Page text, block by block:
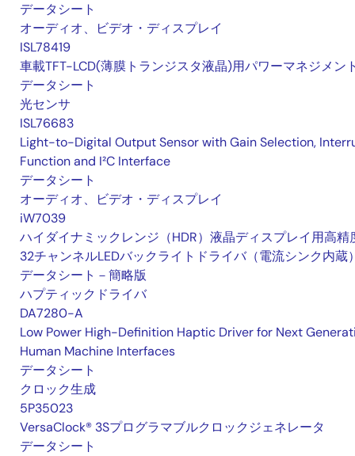
データシート
オーディオ、ビデオ・ディスプレイ
ISL78419
車載TFT-LCD(薄膜トランジスタ液晶)用パワーマネジメン
データシート
光センサ
ISL76683
Light-to-Digital Output Sensor with Gain Selection,
Function and I²C Interface
データシート
オーディオ、ビデオ・ディスプレイ
iW7039
ハイダイナミックレンジ（HDR）液晶ディスプレイ用高精
32チャンネルLEDバックライトドライバ（電流シンク内蔵
データシート－簡略版
ハプティックドライバ
DA7280-A
Low Power High-Definition Haptic Driver for Next
Human Machine Interfaces
データシート
クロック生成
5P35023
VersaClock® 3Sプログラマブルクロックジェネレータ
データシート